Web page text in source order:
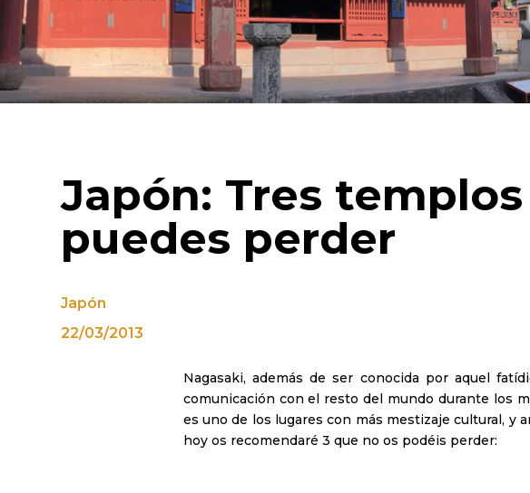
Japón: Tres
puedes perder
Japón
22/03/2013
Nagasaki, además de ser conocida por aquel
comunicación con el resto del mundo durante los
es uno de los lugares con más mestizaje cultural,
hoy os recomendaré 3 que no os podéis perder: